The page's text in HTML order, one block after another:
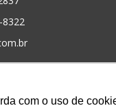
com o uso de
8322